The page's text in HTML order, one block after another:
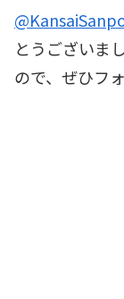
とうございま
ので、ぜひフ